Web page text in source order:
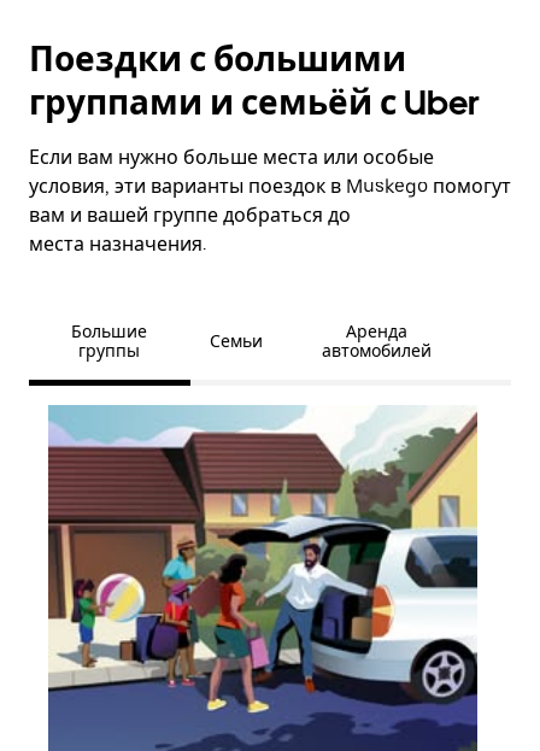
Поездки с большими
группами и семьёй с Uber
Если вам нужно больше места или особые
условия, эти варианты поездок в Muskego помогут
вам и вашей группе добраться до
места назначения.
Большие
группы
Семьи
Аренда
автомобилей